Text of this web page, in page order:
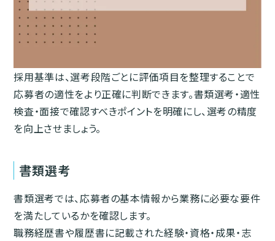
採用基準は、選考段階ごとに評価項目を整理することで
応募者の適性をより正確に判断できます。書類選考・適性
検査・面接で確認すべきポイントを明確にし、選考の精度
を向上させましょう。
書類選考
書類選考では、応募者の基本情報から業務に必要な要件
を満たしているかを確認します。
職務経歴書や履歴書に記載された経験・資格・成果・志